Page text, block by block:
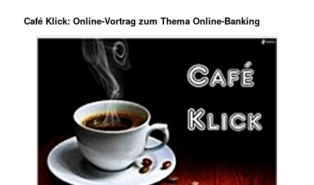
Café Klick: Online-Vortrag zum Thema Online-Banking